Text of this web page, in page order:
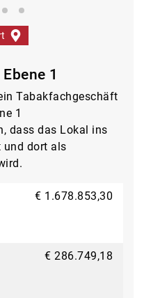
1
Tabakfachgeschäft
1
dass das Lokal ins
und dort als
€ 1.678.853,30
€ 286.749,18